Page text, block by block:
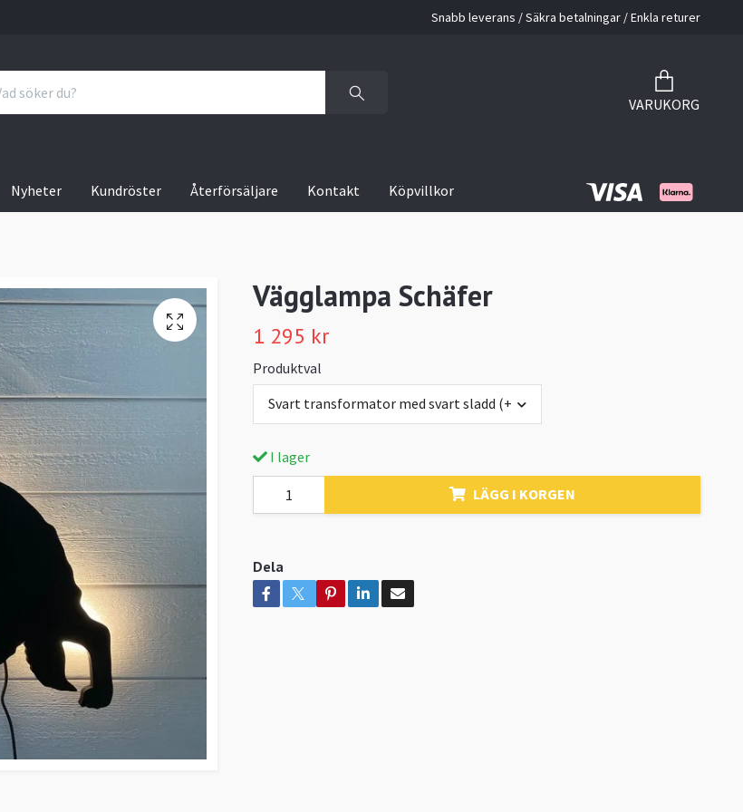
Snabb leverans / Säkra betalningar / Enkla returer
VARUKORG
Nyheter Kundröster Återförsäljare Kontakt Köpvillkor
Vägglampa Schäfer
1 295 kr
Produktval
Svart transformator med svart sladd (+0 kr)
I lager
LÄGG I KORGEN
Dela